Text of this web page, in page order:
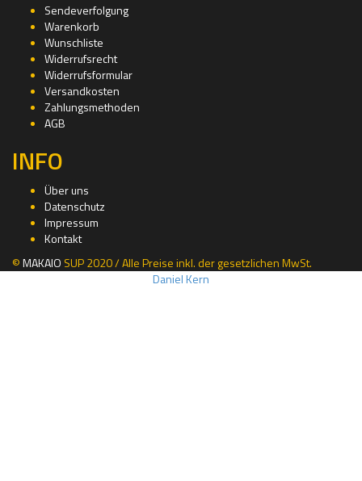
Sendeverfolgung
Warenkorb
Wunschliste
Widerrufsrecht
Widerrufsformular
Versandkosten
Zahlungsmethoden
AGB
INFO
Über uns
Datenschutz
Impressum
Kontakt
©MAKAIO SUP 2020 / Alle Preise inkl. der gesetzlichen MwSt.
Daniel Kern